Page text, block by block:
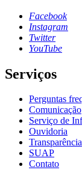
Facebook
Instagram
Twitter
YouTube
Serviços
Perguntas
Comunicação
Serviço de
Ouvidoria
Transparência
SUAP
Contato